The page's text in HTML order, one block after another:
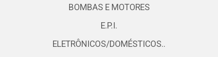
BOMBAS E MOTORES
E.P.I.
ELETRÔNICOS/DOMÉSTICOS..